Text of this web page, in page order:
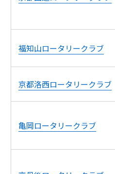
福知山ロータリークラブ
京都洛西ロータリークラブ
亀岡ロータリークラブ